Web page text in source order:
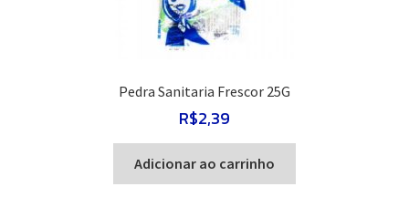
Pedra Sanitaria Frescor 25G
R$2,39
Adicionar ao carrinho